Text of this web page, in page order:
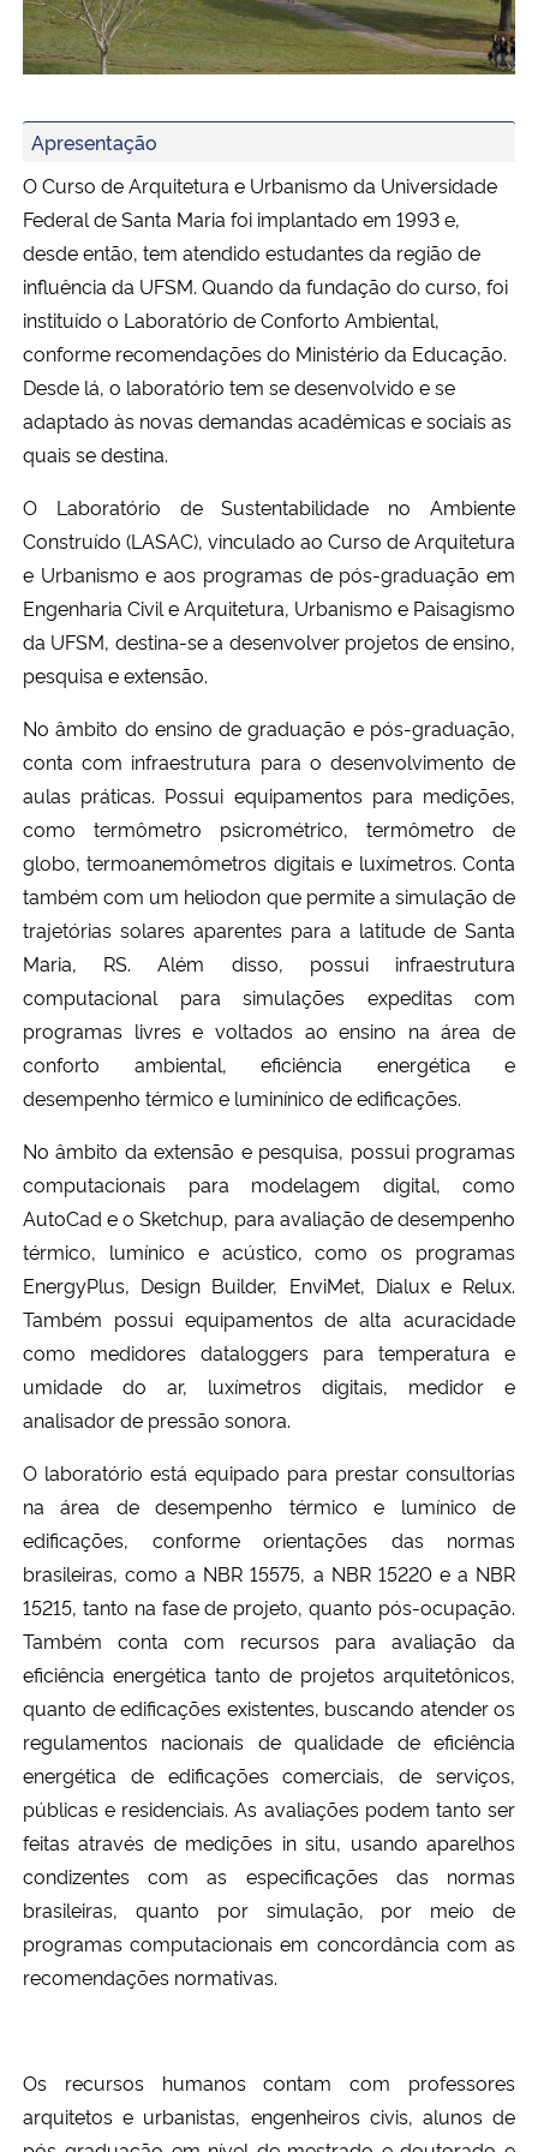
Ministério da Cidadania
Ministério de Minas e Energia
Ministério da Ciência, Tecnologia, Inovações e Comunicações
Ministério do Desenvolvimento Regional
Controladoria-Geral da União
Secretaria de Governo
Gabinete de Segurança Institucional
Planalto
Apresentação
O Curso de Arquitetura e Urbanismo da Universidade
Federal de Santa Maria foi implantado em 1993 e,
desde então, tem atendido estudantes da região de
influência da UFSM. Quando da fundação do curso, foi
instituído o Laboratório de Conforto Ambiental,
conforme recomendações do Ministério da Educação.
Desde lá, o laboratório tem se desenvolvido e se
adaptado às novas demandas acadêmicas e sociais as
quais se destina.
O Laboratório de Sustentabilidade no Ambiente
Construído (LASAC), vinculado ao Curso de Arquitetura
e Urbanismo e aos programas de pós-graduação em
Engenharia Civil e Arquitetura, Urbanismo e Paisagismo
da UFSM, destina-se a desenvolver projetos de ensino,
pesquisa e extensão.
No âmbito do ensino de graduação e pós-graduação,
conta com infraestrutura para o desenvolvimento de
aulas práticas. Possui equipamentos para medições,
como termômetro psicrométrico, termômetro de
globo, termoanemômetros digitais e luxímetros. Conta
também com um heliodon que permite a simulação de
trajetórias solares aparentes para a latitude de Santa
Maria, RS. Além disso, possui infraestrutura
computacional para simulações expeditas com
programas livres e voltados ao ensino na área de
conforto ambiental, eficiência energética e
desempenho térmico e luminínico de edificações.
No âmbito da extensão e pesquisa, possui programas
computacionais para modelagem digital, como
AutoCad e o Sketchup, para avaliação de desempenho
térmico, lumínico e acústico, como os programas
EnergyPlus, Design Builder, EnviMet, Dialux e Relux.
Também possui equipamentos de alta acuracidade
como medidores dataloggers para temperatura e
umidade do ar, luxímetros digitais, medidor e
analisador de pressão sonora.
O laboratório está equipado para prestar consultorias
na área de desempenho térmico e lumínico de
edificações, conforme orientações das normas
brasileiras, como a NBR 15575, a NBR 15220 e a NBR
15215, tanto na fase de projeto, quanto pós-ocupação.
Também conta com recursos para avaliação da
eficiência energética tanto de projetos arquitetônicos,
quanto de edificações existentes, buscando atender os
regulamentos nacionais de qualidade de eficiência
energética de edificações comerciais, de serviços,
públicas e residenciais. As avaliações podem tanto ser
feitas através de medições in situ, usando aparelhos
condizentes com as especificações das normas
brasileiras, quanto por simulação, por meio de
programas computacionais em concordância com as
recomendações normativas.
Os recursos humanos contam com professores
arquitetos e urbanistas, engenheiros civis, alunos de